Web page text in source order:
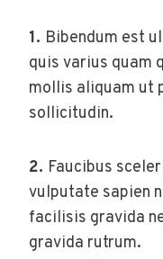
1. Bibendum est
quis varius quam
mollis aliquam ut
sollicitudin.
2. Faucibus
vulputate sapien
facilisis gravida
gravida rutrum.